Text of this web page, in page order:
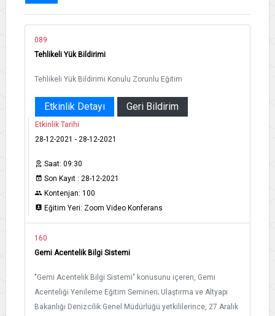
089
Tehlikeli Yük Bildirimi
Tehlikeli Yük Bildirimi Konulu Zorunlu Eğitim
Etkinlik Detayı Geri Bildirim
Etkinlik Tarihi
28-12-2021 - 28-12-2021
Saat: 09:30
Son Kayıt : 28-12-2021
Kontenjan: 100
Eğitim Yeri: Zoom Video Konferans
160
Gemi Acentelik Bilgi Sistemi
"Gemi Acentelik Bilgi Sistemi" konusunu içeren, Gemi
Acenteliği Yenileme Eğitim Semineri; Ulaştırma ve Altyapı
Bakanlığı Denizcilik Genel Müdürlüğü yetkililerince, 27 Aralık